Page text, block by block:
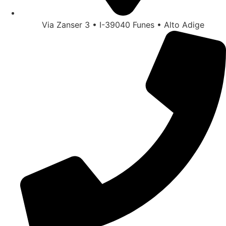
Via Zanser 3 • I-39040 Funes • Alto Adige